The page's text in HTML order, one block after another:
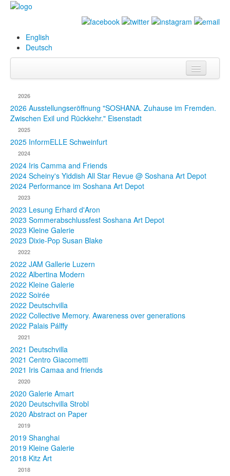
English
Deutsch
Biografie
Ausstellungen
& Projekte
Presse
Publikationen
Texte
Sammlungen
2026
2026 Ausstellungseröffnung "SOSHANA. Zuhause im Fremden.
Zwischen Exil und Rückkehr." Eisenstadt
2025
2025 InformELLE Schweinfurt
2024
2024 Iris Camma and Friends
2024 Scheiny's Yiddish All Star Revue @ Soshana Art Depot
2024 Performance im Soshana Art Depot
2023
2023 Lesung Erhard d'Aron
2023 Sommerabschlussfest Soshana Art Depot
2023 Kleine Galerie
2023 Dixie-Pop Susan Blake
2022
2022 JAM Gallerie Luzern
2022 Albertina Modern
2022 Kleine Galerie
2022 Soirée
2022 Deutschvilla
2022 Collective Memory. Awareness over generations
2022 Palais Pálffy
2021
2021 Deutschvilla
2021 Centro Giacometti
2021 Iris Camaa and friends
2020
2020 Galerie Amart
2020 Deutschvilla Strobl
2020 Abstract on Paper
2019
2019 Shanghai
2019 Kleine Galerie
2018 Kitz Art
2018